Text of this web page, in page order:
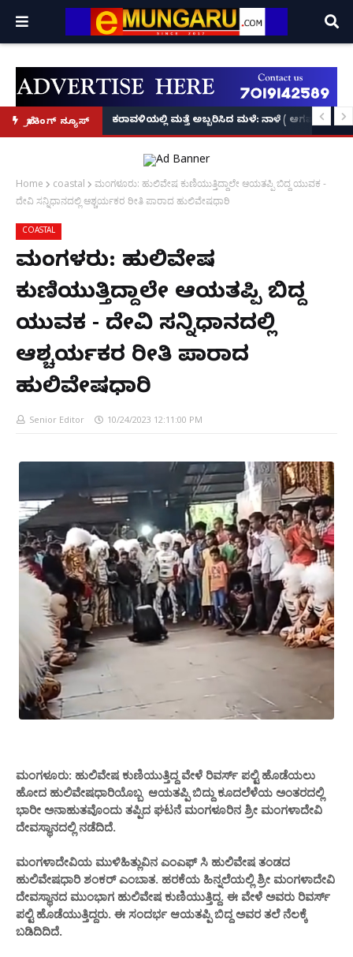
ಬ್ರೇಕಿಂಗ್ ನ್ಯೂಸ್‘ಭಕ್ತ ಪ್ರಹ್ಲಾದ’, ‘ಹೇ ರಾಮ್’!
ಕರಾವಳಿಯಲ್ಲಿ ಮತ್ತೆ ಅಬ್ಬರಿಸಿದ ಮಳೆ: ನಾಳೆ ( ಆಗಷ್ಟ್ 8)
Home coastal
ಮಂಗಳೂರು: ಹುಲಿವೇಷ ಕುಣಿಯುತ್ತಿದ್ದಾಲೇ ಆಯತಪ್ಪಿ ಬಿದ್ದ ಯುವಕ -
ದೇವಿ ಸನ್ನಿಧಾನದಲ್ಲಿ ಆಶ್ಚರ್ಯಕರ ರೀತಿ ಪಾರಾದ ಹುಲಿವೇಷಧಾರಿ
COASTAL
ಮಂಗಳೂರು: ಹುಲಿವೇಷ
ಕುಣಿಯುತ್ತಿದ್ದಾಲೇ ಆಯತಪ್ಪಿ ಬಿದ್ದ
ಯುವಕ - ದೇವಿ ಸನ್ನಿಧಾನದಲ್ಲಿ
ಆಶ್ಚರ್ಯಕರ ರೀತಿ ಪಾರಾದ
ಹುಲಿವೇಷಧಾರಿ
Senior Editor 10/24/2023 12:11:00 PM
ಮಂಗಳೂರು: ಹುಲಿವೇಷ ಕುಣಿಯುತ್ತಿದ್ದ ವೇಳೆ ರಿವರ್ಸ್ ಪಲ್ಟಿ ಹೊಡೆಯಲು
ಹೋದ ಹುಲಿವೇಷಧಾರಿಯೊಬ್ಬ ಆಯತಪ್ಪಿ ಬಿದ್ದು ಕೂದಲೆಳೆಯ ಅಂತರದಲ್ಲಿ
ಭಾರೀ ಅನಾಹುತವೊಂದು ತಪ್ಪಿದ ಘಟನೆ ಮಂಗಳೂರಿನ ಶ್ರೀ ಮಂಗಳಾದೇವಿ
ದೇವಸ್ಥಾನದಲ್ಲಿ ನಡೆದಿದೆ.
ಮಂಗಳಾದೇವಿಯ ಮುಳಿಹಿತ್ಲುವಿನ ಎಂಎಫ್ ಸಿ ಹುಲಿವೇಷ ತಂಡದ
ಹುಲಿವೇಷಧಾರಿ ಶಂಕರ್ ಎಂಬಾತ. ಹರಕೆಯ ಹಿನ್ನಲೆಯಲ್ಲಿ ಶ್ರೀ ‌ಮಂಗಳಾದೇವಿ
ದೇವಸ್ಥಾನದ ಮುಂಭಾಗ ಹುಲಿವೇಷ ಕುಣಿಯುತ್ತಿದ್ದ. ಈ ವೇಳೆ ಅವರು ರಿವರ್ಸ್
ಪಲ್ಟಿ ಹೊಡೆಯುತ್ತಿದ್ದರು. ಈ ಸಂದರ್ಭ ಆಯತಪ್ಪಿ ಬಿದ್ದ ಅವರ ತಲೆ ನೆಲಕ್ಕೆ
ಬಡಿದಿದಿದೆ.